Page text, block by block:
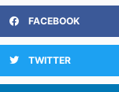
FACEBOOK
TWITTER